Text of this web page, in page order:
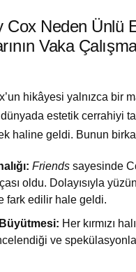
Cox Neden Ünlü
Vaka
hikâyesi yalnızca bir
estetik cerrahiyi
haline geldi. Bunun
Friends sayesinde
oldu. Dolayısıyla
fark edilir hale geldi.
Her kırmızı
ve